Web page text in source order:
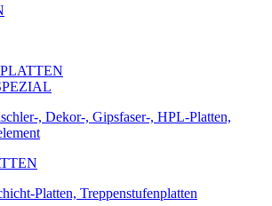
, Dekor-, Gipsfaser-, HPL-Platten,
Platten, Treppenstufenplatten